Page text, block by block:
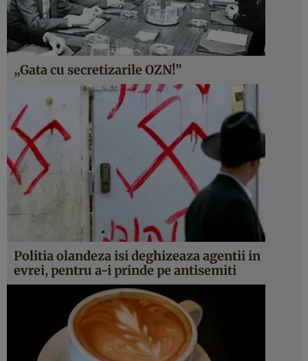
„Gata cu secretizarile OZN!”
Politia olandeza isi deghizeaza agentii in
evrei, pentru a-i prinde pe antisemiti